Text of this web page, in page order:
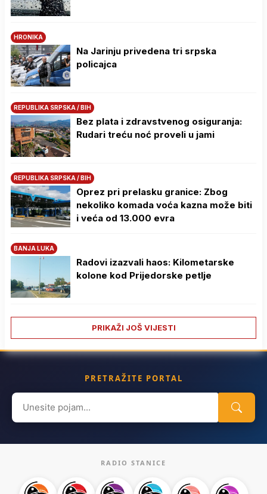
HRONIKA
Na Јarinju privedena tri srpska
policajca
REPUBLIKA SRPSKA / BIH
Bez plata i zdravstvenog osiguranja:
Rudari treću noć proveli u jami
REPUBLIKA SRPSKA / BIH
Oprez pri prelasku granice: Zbog
nekoliko komada voća kazna može biti
i veća od 13.000 evra
BANJA LUKA
Radovi izazvali haos: Kilometarske
kolone kod Prijedorske petlje
PRIKAŽI JOŠ VIJESTI
PRETRAŽITE PORTAL
Search
for:
RADIO STANICE